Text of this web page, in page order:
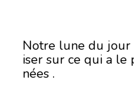
Notre lune du jour
iser sur ce qui a le
nées .